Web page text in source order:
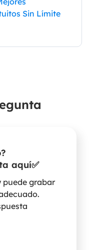
Sin Límite
aquí✅
puede grabar